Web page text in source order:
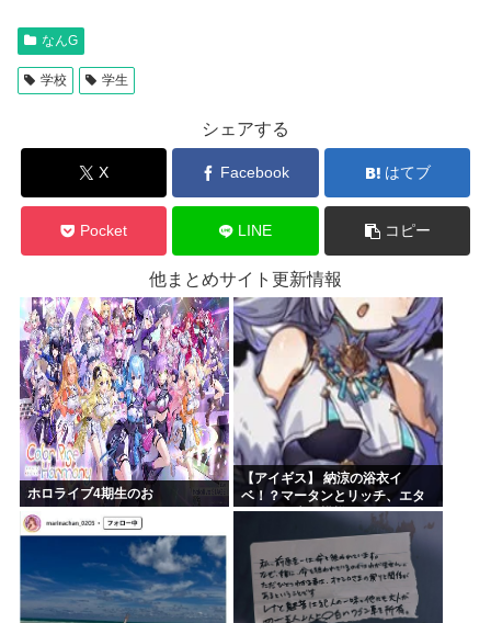
なんG
学校 学生
シェアする
X Facebook はてブ
Pocket LINE コピー
他まとめサイト更新情報
ホロライブ4期生のお
【アイギス】 納涼の浴衣イ
ベ！？マータンとリッチ、エタ
ーナーが来る模様！！！